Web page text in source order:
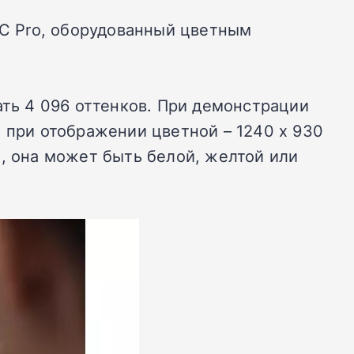
Pro, оборудованный цветным
4 096 оттенков. При демонстрации
отображении цветной – 1240 x 930
она может быть белой, желтой или